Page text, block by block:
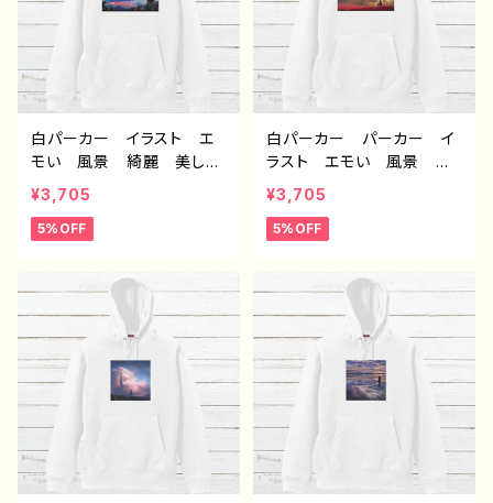
白パーカー イラスト エ
モい 風景 綺麗 美し
い 景色 可愛い女の子
おしゃれ後ろ姿 メンズ レ
ディース おすすめ 個性
ー クリエイター 絵師
オリジナル デザイン グッ
ズ 片面印刷タイトル：夜明
けは告げる 作：アナ F-5
¥3,705
5%OFF
白パーカー パーカー イ
ラスト エモい 風景 綺
麗 美しい 景色 おしゃ
れ 可愛い女の子 メン
ズ レディース おすす
トレーター クリエイター
絵師 オリジナル デザイ
ン グッズ 片面印刷 タ
イトル：dear 作：アナ F-
5
¥3,705
5%OFF